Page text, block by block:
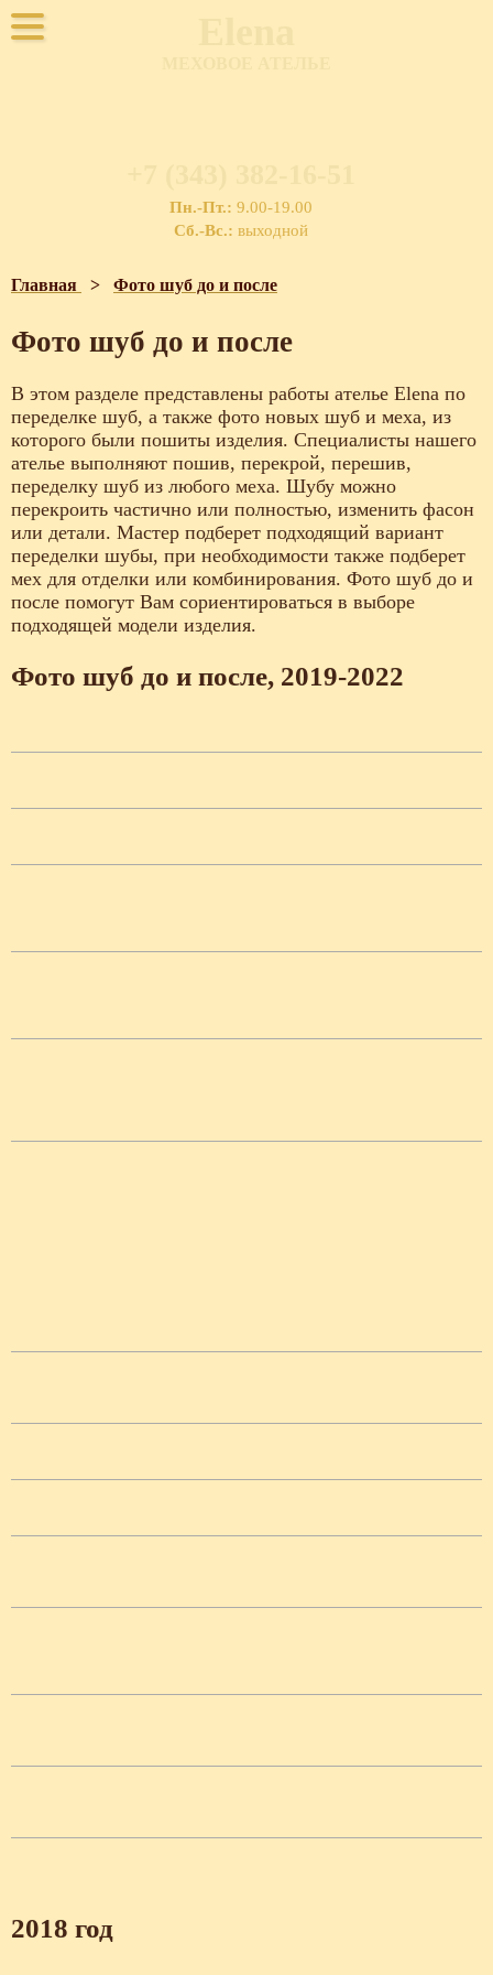
Пн.-Пт.: 9.00-19.00
Сб.-Вс.: выходной
Главная > Фото шуб до и после
Фото шуб до и после
В этом разделе представлены работы ателье Elena по
переделке шуб, а также фото новых шуб и меха, из
которого были пошиты изделия. Специалисты нашего
ателье выполняют пошив, перекрой, перешив,
переделку шуб из любого меха. Шубу можно
перекроить частично или полностью, изменить фасон
или детали. Мастер подберет подходящий вариант
переделки шубы, при необходимости также подберет
мех для отделки или комбинирования. Фото шуб до и
после помогут Вам сориентироваться в выборе
подходящей модели изделия.
Фото шуб до и после, 2019-2022
2018 год